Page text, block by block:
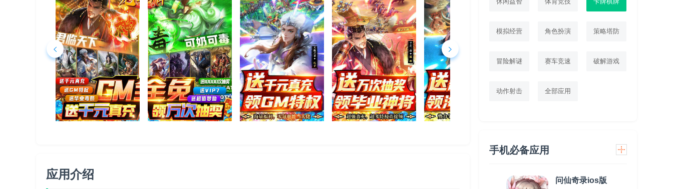
应用介绍
模拟经营 角色扮演 策略塔防
冒险解谜 赛车竞速 破解游戏
动作射击 全部应用
手机必备应用
问仙奇录ios版